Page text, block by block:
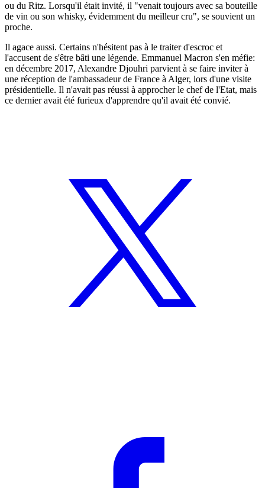
ou du Ritz. Lorsqu'il était invité, il "venait toujours avec sa bouteille
de vin ou son whisky, évidemment du meilleur cru", se souvient un
proche.
Il agace aussi. Certains n'hésitent pas à le traiter d'escroc et
l'accusent de s'être bâti une légende. Emmanuel Macron s'en méfie:
en décembre 2017, Alexandre Djouhri parvient à se faire inviter à
une réception de l'ambassadeur de France à Alger, lors d'une visite
présidentielle. Il n'avait pas réussi à approcher le chef de l'Etat, mais
ce dernier avait été furieux d'apprendre qu'il avait été convié.